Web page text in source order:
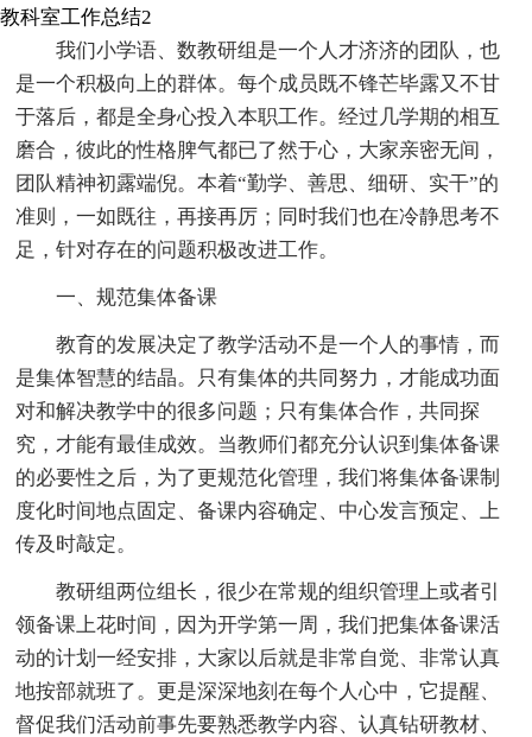
教科室工作总结2
我们小学语、数教研组是一个人才济济的团队，也
是一个积极向上的群体。每个成员既不锋芒毕露又不甘
于落后，都是全身心投入本职工作。经过几学期的相互
磨合，彼此的性格脾气都已了然于心，大家亲密无间，
团队精神初露端倪。本着“勤学、善思、细研、实干”的
准则，一如既往，再接再厉；同时我们也在冷静思考不
足，针对存在的问题积极改进工作。
一、规范集体备课
教育的发展决定了教学活动不是一个人的事情，而
是集体智慧的结晶。只有集体的共同努力，才能成功面
对和解决教学中的很多问题；只有集体合作，共同探
究，才能有最佳成效。当教师们都充分认识到集体备课
的必要性之后，为了更规范化管理，我们将集体备课制
度化时间地点固定、备课内容确定、中心发言预定、上
传及时敲定。
教研组两位组长，很少在常规的组织管理上或者引
领备课上花时间，因为开学第一周，我们把集体备课活
动的计划一经安排，大家以后就是非常自觉、非常认真
地按部就班了。更是深深地刻在每个人心中，它提醒、
督促我们活动前事先要熟悉教学内容、认真钻研教材、